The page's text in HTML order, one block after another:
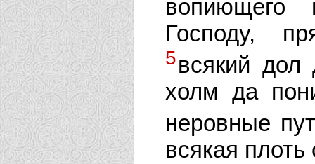
вопиющего
Господу,
5всякий дол
холм да
неровные
всякая